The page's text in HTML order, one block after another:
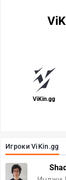
Игроки ViKin.gg
ViKin.gg